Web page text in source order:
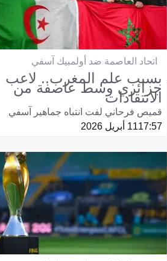
اتحاد العاصمة ضد أولمبيك آسفي
بسبب علم المغرب.. لاعب
جزائري وسط عاصفة من
الانتقادات
قميص فرحاني لفت انتباه جماهير آسفي
17:5711 أبريل 2026